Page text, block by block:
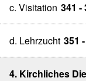
c. Visitation 341 -
d. Lehrzucht 351
4. Kirchliches